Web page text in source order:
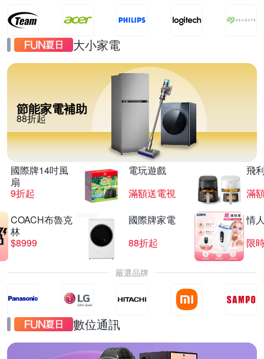
大小家電
節能家電補助
88折起
國際牌14吋風
扇
9折起
電玩遊戲
滿額送電視
飛
滿
COACH布魯克
林
$8999
國際牌家電
88折起
情
限
嚴選品牌
數位通訊